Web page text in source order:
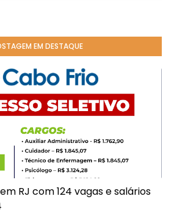
EM DESTAQUE
RJ com 124 vagas e salários